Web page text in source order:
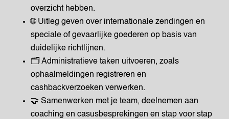
overzicht hebben.
🌐 Uitleg geven over internationale zendingen en
speciale of gevaarlijke goederen op basis van
duidelijke richtlijnen.
🗂️ Administratieve taken uitvoeren, zoals
ophaalmeldingen registreren en
cashbackverzoeken verwerken.
🤝 Samenwerken met je team, deelnemen aan
coaching en casusbesprekingen en stap voor stap